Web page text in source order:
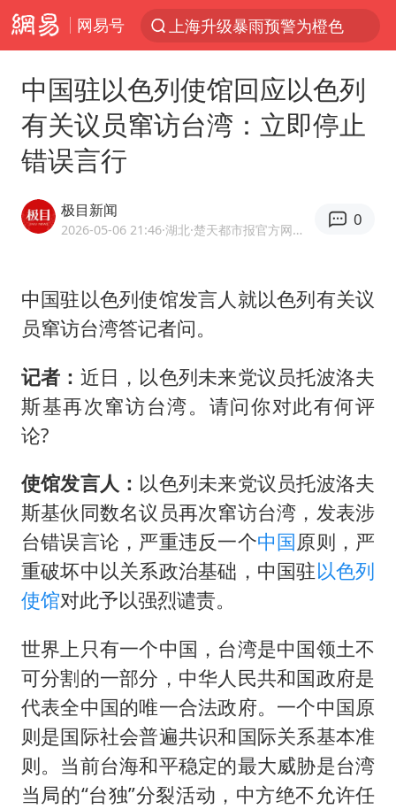
网易号
上海升级暴雨预警为橙色
拜登前列腺癌恶化
“白海豚”逼近浙闽沿海
浙江海域将现5到8米巨浪到狂浪
以军士兵把枪口对准中国记者
白海豚在海上打了个结
方桃子代言广告视频已下架
上海大部迎大暴雨
WTT横滨冠军赛女单四强国乒占三席
谢霆锋演唱会隔空祝王菲生日快乐
大爷听AI洒农药 150亩苗一夜枯萎
中国驻以色列使馆回应以色列
有关议员窜访台湾：立即停止
错误言行
极目新闻
2026-05-06 21:46·湖北 ·楚天都市报官方网易号
0
中国驻以色列使馆发言人就以色列有关议
员窜访台湾答记者问。
记者： 近日，以色列未来党议员托波洛夫
斯基再次窜访台湾。请问你对此有何评
论?
使馆发言人： 以色列未来党议员托波洛夫
斯基伙同数名议员再次窜访台湾，发表涉
台错误言论，严重违反一个中国原则，严
重破坏中以关系政治基础，中国驻以色列
使馆对此予以强烈谴责。
世界上只有一个中国，台湾是中国领土不
可分割的一部分，中华人民共和国政府是
代表全中国的唯一合法政府。一个中国原
则是国际社会普遍共识和国际关系基本准
则。当前台海和平稳定的最大威胁是台湾
当局的“台独”分裂活动，中方绝不允许任